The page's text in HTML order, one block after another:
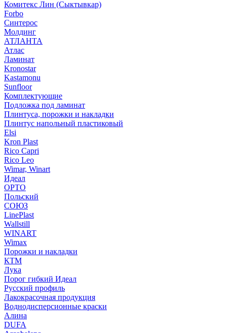
Комитекс Лин (Сыктывкар)
Forbo
Синтерос
Молдинг
АТЛАНТА
Атлас
Ламинат
Kronostar
Kastamonu
Sunfloor
Комплектующие
Подложка под ламинат
Плинтуса, порожки и накладки
Плинтус напольный пластиковый
Elsi
Kron Plast
Rico Capri
Rico Leo
Wimar, Winart
Идеал
ОРТО
Польский
СОЮЗ
LinePlast
Wallstill
WINART
Wimax
Порожки и накладки
КТМ
Лука
Порог гибкий Идеал
Русский профиль
Лакокрасочная продукция
Воднодисперсионные краски
Алина
DUFA